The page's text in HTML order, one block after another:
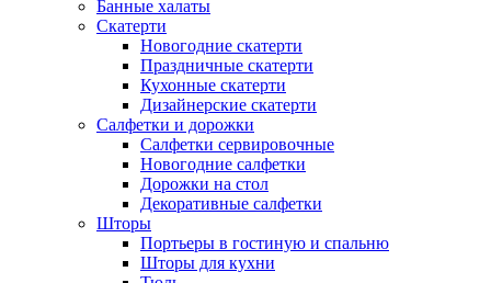
Банные халаты
Скатерти
Новогодние скатерти
Праздничные скатерти
Кухонные скатерти
Дизайнерские скатерти
Салфетки и дорожки
Салфетки сервировочные
Новогодние салфетки
Дорожки на стол
Декоративные салфетки
Шторы
Портьеры в гостиную и спальню
Шторы для кухни